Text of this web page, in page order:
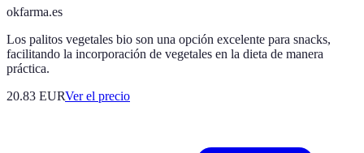
okfarma.es
Los palitos vegetales bio son una opción excelente para snacks,
facilitando la incorporación de vegetales en la dieta de manera
práctica.
20.83 EURVer el precio